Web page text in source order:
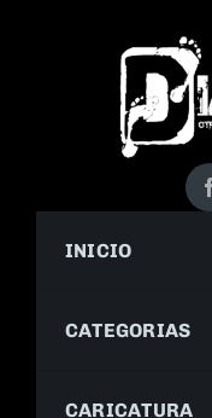
INICIO
CATEGORIAS
CARICATURA